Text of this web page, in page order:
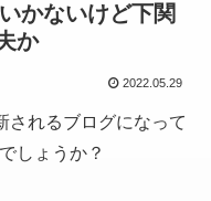
かないけど下関
か
2022.05.29
されるブログになって
しょうか？